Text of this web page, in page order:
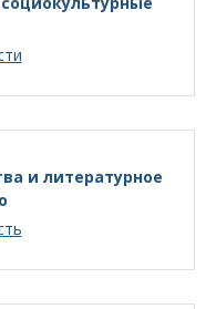
и литературное